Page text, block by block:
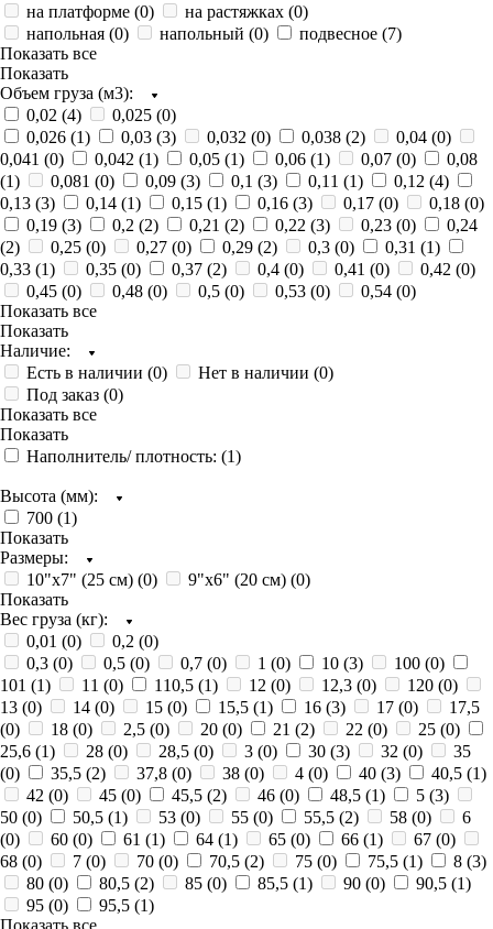
на платформе (0) на растяжках (0)
напольная (0) напольный (0) подвесное (7)
Показать все
Показать
Объем груза (м3):
0,02 (4) 0,025 (0)
0,026 (1) 0,03 (3) 0,032 (0) 0,038 (2) 0,04 (0)
0,041 (0) 0,042 (1) 0,05 (1) 0,06 (1) 0,07 (0)
0,08
(1) 0,081 (0) 0,09 (3) 0,1 (3) 0,11 (1) 0,12 (4)
0,13 (3) 0,14 (1) 0,15 (1) 0,16 (3) 0,17 (0) 0,18 (0)
0,19 (3) 0,2 (2) 0,21 (2) 0,22 (3) 0,23 (0)
0,24
(2) 0,25 (0) 0,27 (0) 0,29 (2) 0,3 (0) 0,31 (1)
0,33 (1) 0,35 (0) 0,37 (2) 0,4 (0) 0,41 (0) 0,42 (0)
0,45 (0) 0,48 (0) 0,5 (0) 0,53 (0) 0,54 (0)
Показать все
Показать
Наличие:
Есть в наличии (0) Нет в наличии (0)
Под заказ (0)
Показать все
Показать
Наполнитель/ плотность: (1)
Высота (мм):
700 (1)
Показать
Размеры:
10"х7" (25 см) (0) 9"х6" (20 см) (0)
Показать
Вес груза (кг):
0,01 (0) 0,2 (0)
0,3 (0) 0,5 (0) 0,7 (0) 1 (0) 10 (3) 100 (0)
101 (1) 11 (0) 110,5 (1) 12 (0) 12,3 (0) 120 (0)
13 (0) 14 (0) 15 (0) 15,5 (1) 16 (3) 17 (0)
17,5
(0) 18 (0) 2,5 (0) 20 (0) 21 (2) 22 (0) 25 (0)
25,6 (1) 28 (0) 28,5 (0) 3 (0) 30 (3) 32 (0)
35
(0) 35,5 (2) 37,8 (0) 38 (0) 4 (0) 40 (3) 40,5 (1)
42 (0) 45 (0) 45,5 (2) 46 (0) 48,5 (1) 5 (3)
50 (0) 50,5 (1) 53 (0) 55 (0) 55,5 (2) 58 (0)
6
(0) 60 (0) 61 (1) 64 (1) 65 (0) 66 (1) 67 (0)
68 (0) 7 (0) 70 (0) 70,5 (2) 75 (0) 75,5 (1) 8 (3)
80 (0) 80,5 (2) 85 (0) 85,5 (1) 90 (0) 90,5 (1)
95 (0) 95,5 (1)
Показать все